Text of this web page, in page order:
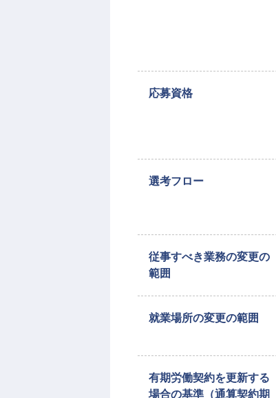
応募資格
選考フロー
従事すべき業務の変更の
範囲
就業場所の変更の範囲
有期労働契約を更新する
場合の基準（通算契約期